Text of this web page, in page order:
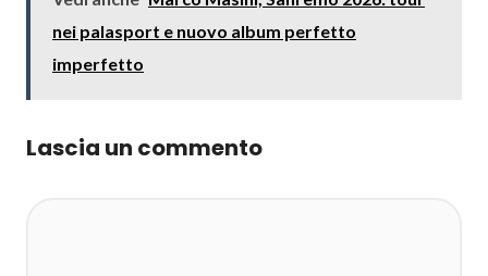
nei palasport e nuovo album perfetto
imperfetto
Lascia un commento